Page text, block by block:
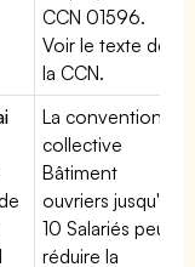
CCN 01596.
Voir le texte de
la CCN.
La convention
collective
Bâtiment
ouvriers jusqu'à
10 Salariés peut
réduire la